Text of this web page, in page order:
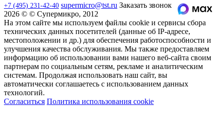
+7 (495) 231-42-40 supermicro@tst.ru Заказать звонок
2026 © © Супермикро, 2012
На этом сайте мы используем файлы cookie и сервисы сбора
технических данных посетителей (данные об IP-адресе,
местоположении и др.) для обеспечения работоспособности и
улучшения качества обслуживания. Мы также предоставляем
информацию об использовании вами нашего веб-сайта своим
партнерам по социальным сетям, рекламе и аналитическим
системам. Продолжая использовать наш сайт, вы
автоматически соглашаетесь с использованием данных
технологий.
Согласиться Политика использования cookie